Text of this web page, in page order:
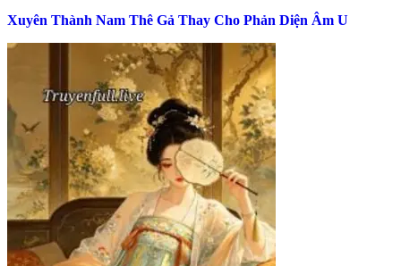
Xuyên Thành Nam Thê Gả Thay Cho Phản Diện Âm U